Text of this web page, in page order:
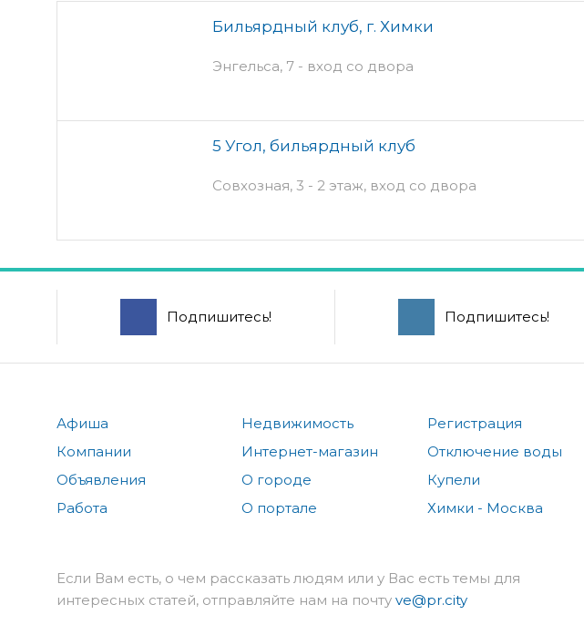
Бильярдный клуб, г. Химки
Энгельса, 7 - вход со двора
5 Угол, бильярдный клуб
Совхозная, 3 - 2 этаж, вход со двора
Подпишитесь! Подпишитесь!
Афиша
Компании
Объявления
Работа
Недвижимость
Интернет-магазин
О городе
О портале
Регистрация
Отключение воды
Купели
Химки - Москва
Если Вам есть, о чем рассказать людям или у Вас есть темы для
интересных статей, отправляйте нам на почту ve@pr.city